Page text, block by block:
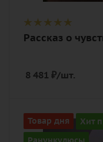
Рассказ о
8 481 ₽/шт.
Товар дня Хит
Количество
15